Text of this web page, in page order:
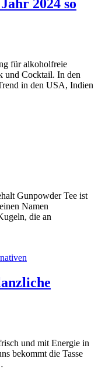
2024 so
für alkoholfreie
und Cocktail. In den
in den USA, Indien
Gunpowder Tee ist
Namen
die an
und mit Energie in
bekommt die Tasse